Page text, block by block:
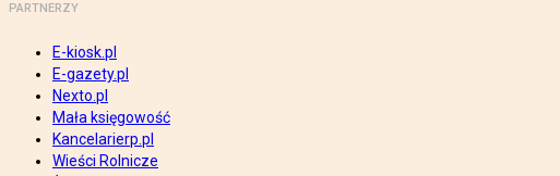
PARTNERZY
E-kiosk.pl
E-gazety.pl
Nexto.pl
Mała księgowość
Kancelarierp.pl
Wieści Rolnicze